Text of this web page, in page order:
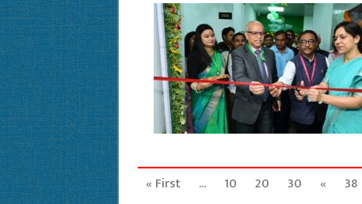
« First ... 10 20 30 « 38